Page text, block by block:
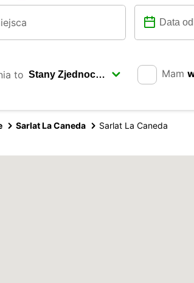
to Mam
Sarlat La Caneda Sarlat La Caneda